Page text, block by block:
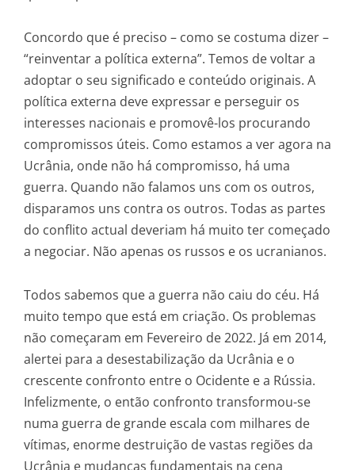
Concordo que é preciso – como se costuma dizer –
“reinventar a política externa”. Temos de voltar a
adoptar o seu significado e conteúdo originais. A
política externa deve expressar e perseguir os
interesses nacionais e promovê-los procurando
compromissos úteis. Como estamos a ver agora na
Ucrânia, onde não há compromisso, há uma
guerra. Quando não falamos uns com os outros,
disparamos uns contra os outros. Todas as partes
do conflito actual deveriam há muito ter começado
a negociar. Não apenas os russos e os ucranianos.
Todos sabemos que a guerra não caiu do céu. Há
muito tempo que está em criação. Os problemas
não começaram em Fevereiro de 2022. Já em 2014,
alertei para a desestabilização da Ucrânia e o
crescente confronto entre o Ocidente e a Rússia.
Infelizmente, o então confronto transformou-se
numa guerra de grande escala com milhares de
vítimas, enorme destruição de vastas regiões da
Ucrânia e mudanças fundamentais na cena